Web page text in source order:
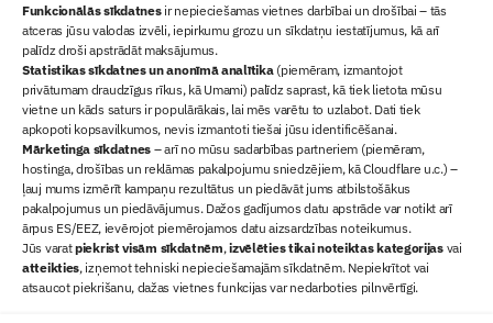
Funkcionālās sīkdatnesir nepieciešamas vietnes darbībai un drošībai – tās
atceras jūsu valodas izvēli, iepirkumu grozu un sīkdatņu iestatījumus, kā arī
palīdz droši apstrādāt maksājumus.
Statistikas sīkdatnes un anonīmā analītika(piemēram, izmantojot
privātumam draudzīgus rīkus, kā Umami) palīdz saprast, kā tiek lietota mūsu
vietne un kāds saturs ir populārākais, lai mēs varētu to uzlabot. Dati tiek
apkopoti kopsavilkumos, nevis izmantoti tiešai jūsu identificēšanai.
Mārketinga sīkdatnes – arī no mūsu sadarbības partneriem (piemēram,
hostinga, drošības un reklāmas pakalpojumu sniedzējiem, kā Cloudflare u.c.) –
ļauj mums izmērīt kampaņu rezultātus un piedāvāt jums atbilstošākus
pakalpojumus un piedāvājumus. Dažos gadījumos datu apstrāde var notikt arī
ārpus ES/EEZ, ievērojot piemērojamos datu aizsardzības noteikumus.
Jūs varatpiekrist visām sīkdatnēm,izvēlēties tikai noteiktas kategorijasvai
atteikties, izņemot tehniski nepieciešamajām sīkdatnēm. Nepiekrītot vai
atsaucot piekrišanu, dažas vietnes funkcijas var nedarboties pilnvērtīgi.
Ziņas
Sertifikācija
Žurnāls "Būvinženieris"
Būvindustrijas balvas
Par mums
+371 67845910
+371 26461816
lbs@blbs.lv